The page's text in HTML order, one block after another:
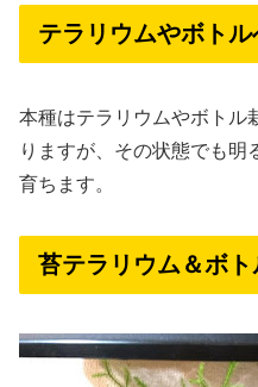
テラリウムやボト
本種はテラリウムやボトル
りますが、その状態でも明
育ちます。
苔テラリウム＆ボ